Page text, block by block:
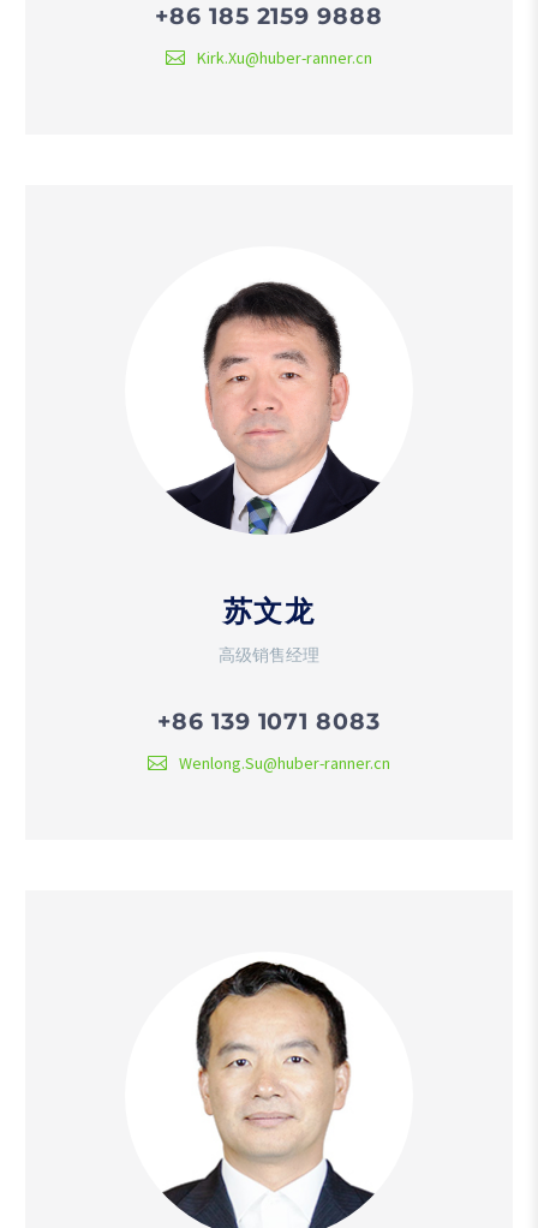
+86 185 2159 9888
Kirk.Xu@huber-ranner.cn
苏文龙
高级销售经理
+86 139 1071 8083
Wenlong.Su@huber-ranner.cn